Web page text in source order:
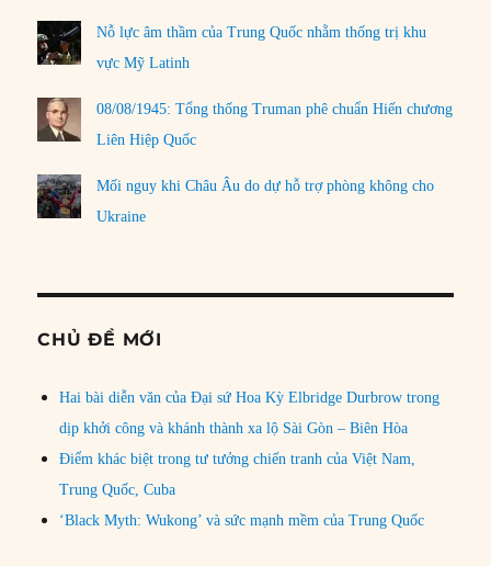
Nỗ lực âm thầm của Trung Quốc nhằm thống trị khu
vực Mỹ Latinh
08/08/1945: Tổng thống Truman phê chuẩn Hiến chương
Liên Hiệp Quốc
Mối nguy khi Châu Âu do dự hỗ trợ phòng không cho
Ukraine
CHỦ ĐỀ MỚI
Hai bài diễn văn của Đại sứ Hoa Kỳ Elbridge Durbrow trong
dịp khởi công và khánh thành xa lộ Sài Gòn – Biên Hòa
Điểm khác biệt trong tư tưởng chiến tranh của Việt Nam,
Trung Quốc, Cuba
‘Black Myth: Wukong’ và sức mạnh mềm của Trung Quốc